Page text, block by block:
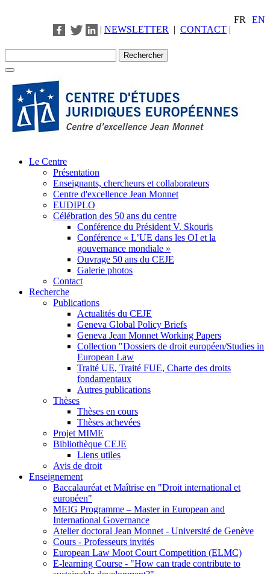
FR
EN
| NEWSLETTER | CONTACT |
Le Centre
Présentation
Enseignants, chercheurs et collaborateurs
Centre d'excellence Jean Monnet
EUDIPLO
Célébration des 50 ans du centre
Conférence du Président V. Skouris
Conférence « L’UE dans les OI et la
gouvernance mondiale »
Ouvrage 50 ans du CEJE
Galerie photos
Contact
Recherche
Publications
Actualités du CEJE
Geneva Global Policy Briefs
Geneva Jean Monnet Working Papers
Collection "Dossiers de droit européen/Studies in
European Law
Traité UE, Traité FUE, Charte des droits
fondamentaux
Autres publications
Thèses
Thèses en cours
Thèses achevées
Projet MIME
Bibliothèque CEJE
Liens utiles
Avis de droit
Enseignement
Baccalauréat et Maîtrise en "Droit international et
européen"
MEIG Programme – Master in European and
International Governance
Atelier doctoral Jean Monnet - Université de Genève
Cours - Professeurs invités
European Law Moot Court Competition (ELMC)
E-learning Course - "How can trade contribute to